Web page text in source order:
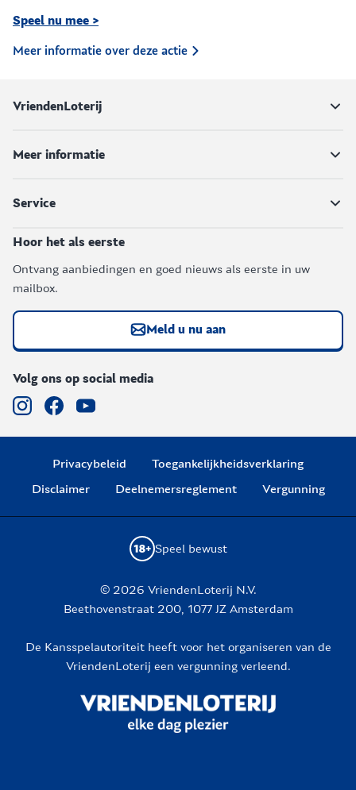
Speel nu mee >
Meer informatie over deze actie
VriendenLoterij
Meer informatie
Service
Hoor het als eerste
Ontvang aanbiedingen en goed nieuws als eerste in uw
mailbox.
Meld u nu aan
Volg ons op social media
Privacybeleid
Toegankelijkheidsverklaring
Disclaimer
Deelnemersreglement Vergunning
Speel bewust
© 2026 VriendenLoterij N.V.
Beethovenstraat 200, 1077 JZ Amsterdam
De Kansspelautoriteit heeft voor het organiseren van de
VriendenLoterij een vergunning verleend.